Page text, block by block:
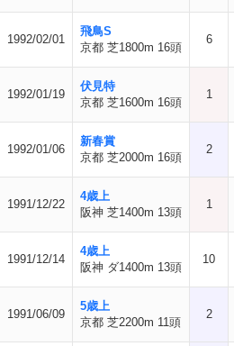
1992/02/01
飛鳥S
京都 芝1800m 16頭
6
1992/01/19
伏見特
京都 芝1600m 16頭
1
1992/01/06
新春賞
京都 芝2000m 16頭
2
1991/12/22
4歳上
阪神 芝1400m 13頭
1
1991/12/14
4歳上
阪神 ダ1400m 13頭
10
1991/06/09
5歳上
京都 芝2200m 11頭
2